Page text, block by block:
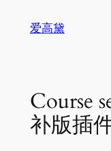
爱高黛
Course
补版插